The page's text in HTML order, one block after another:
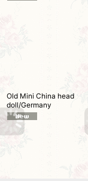
Old Mini China head
doll/Germany